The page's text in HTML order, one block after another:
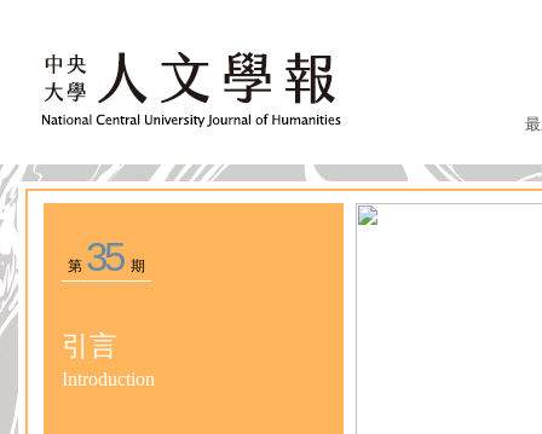
第 35期
引言
Introduction